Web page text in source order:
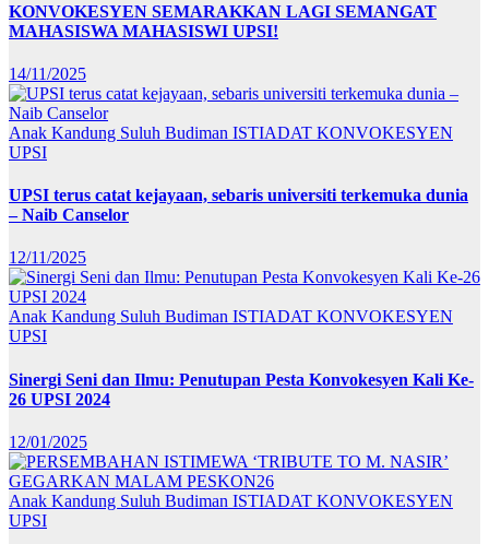
KONVOKESYEN SEMARAKKAN LAGI SEMANGAT
MAHASISWA MAHASISWI UPSI!
14/11/2025
Anak Kandung Suluh Budiman ISTIADAT KONVOKESYEN
UPSI
UPSI terus catat kejayaan, sebaris universiti terkemuka dunia
– Naib Canselor
12/11/2025
Anak Kandung Suluh Budiman ISTIADAT KONVOKESYEN
UPSI
Sinergi Seni dan Ilmu: Penutupan Pesta Konvokesyen Kali Ke-
26 UPSI 2024
12/01/2025
Anak Kandung Suluh Budiman ISTIADAT KONVOKESYEN
UPSI